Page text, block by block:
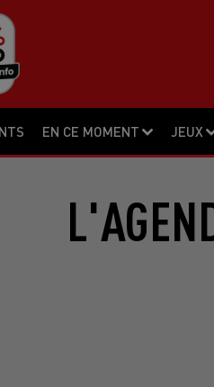
EN CE MOMENT JEUX